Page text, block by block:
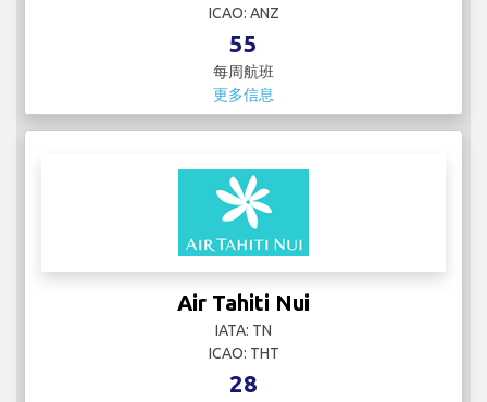
ICAO: ANZ
55
每周航班
更多信息
Air Tahiti Nui
IATA: TN
ICAO: THT
28